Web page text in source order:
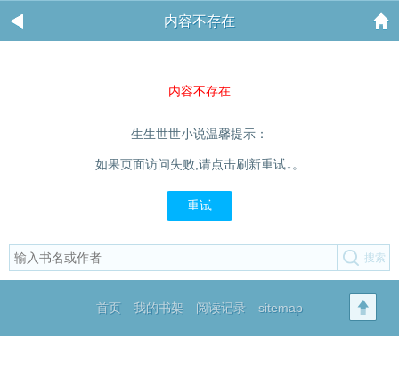
内容不存在
内容不存在
生生世世小说温馨提示：
如果页面访问失败,请点击刷新重试↓。
重试
首页 我的书架 阅读记录 sitemap